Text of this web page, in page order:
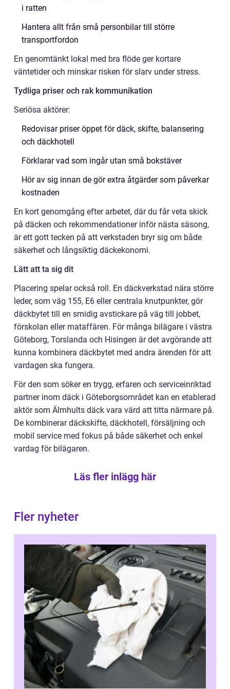
i ratten
Hantera allt från små personbilar till större
transportfordon
En genomtänkt lokal med bra flöde ger kortare
väntetider och minskar risken för slarv under stress.
Tydliga priser och rak kommunikation
Seriösa aktörer:
Redovisar priser öppet för däck, skifte, balansering
och däckhotell
Förklarar vad som ingår utan små bokstäver
Hör av sig innan de gör extra åtgärder som påverkar
kostnaden
En kort genomgång efter arbetet, där du får veta skick
på däcken och rekommendationer inför nästa säsong,
är ett gott tecken på att verkstaden bryr sig om både
säkerhet och långsiktig däckekonomi.
Lätt att ta sig dit
Placering spelar också roll. En däckverkstad nära större
leder, som väg 155, E6 eller centrala knutpunkter, gör
däckbytet till en smidig avstickare på väg till jobbet,
förskolan eller mataffären. För många bilägare i västra
Göteborg, Torslanda och Hisingen är det avgörande att
kunna kombinera däckbytet med andra ärenden för att
vardagen ska fungera.
För den som söker en trygg, erfaren och serviceinriktad
partner inom däck i Göteborgsområdet kan en etablerad
aktör som Älmhults däck vara värd att titta närmare på.
De kombinerar däckskifte, däckhotell, försäljning och
mobil service med fokus på både säkerhet och enkel
vardag för bilägaren.
Läs fler inlägg här
Fler nyheter